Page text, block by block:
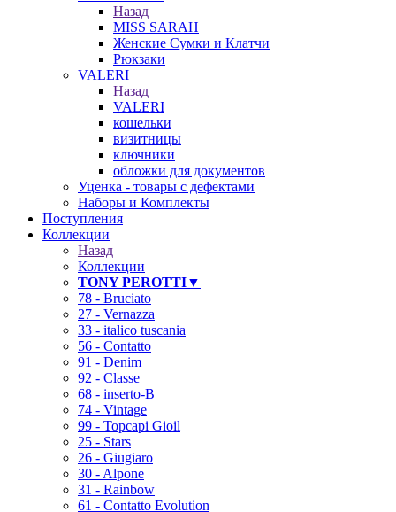
Назад
MISS SARAH
Женские Сумки и Клатчи
Рюкзаки
VALERI
Назад
VALERI
кошельки
визитницы
ключники
обложки для документов
Уценка - товары с дефектами
Наборы и Комплекты
Поступления
Коллекции
Назад
Коллекции
TONY PEROTTI▼
78 - Bruciato
27 - Vernazza
33 - italico tuscania
56 - Contatto
91 - Denim
92 - Classe
68 - inserto-B
74 - Vintage
99 - Topcapi Gioil
25 - Stars
26 - Giugiaro
30 - Alpone
31 - Rainbow
61 - Contatto Evolution